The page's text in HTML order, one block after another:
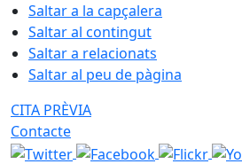
Saltar a la capçalera
Saltar al contingut
Saltar a relacionats
Saltar al peu de pàgina
CITA PRÈVIA
Contacte